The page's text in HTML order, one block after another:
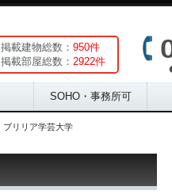
掲載建物総数： 950件
掲載部屋総数： 2922件
SOHO・事務所可
ブリリア学芸大学